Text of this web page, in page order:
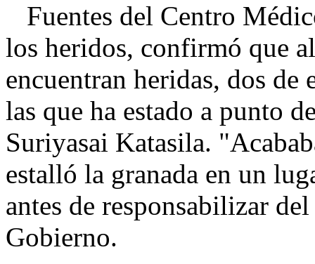
Fuentes del Centro
los heridos, confirmó que
encuentran heridas, dos de
las que ha estado a punto
Suriyasai Katasila.
estalló la granada en un
antes de responsabilizar
Gobierno.